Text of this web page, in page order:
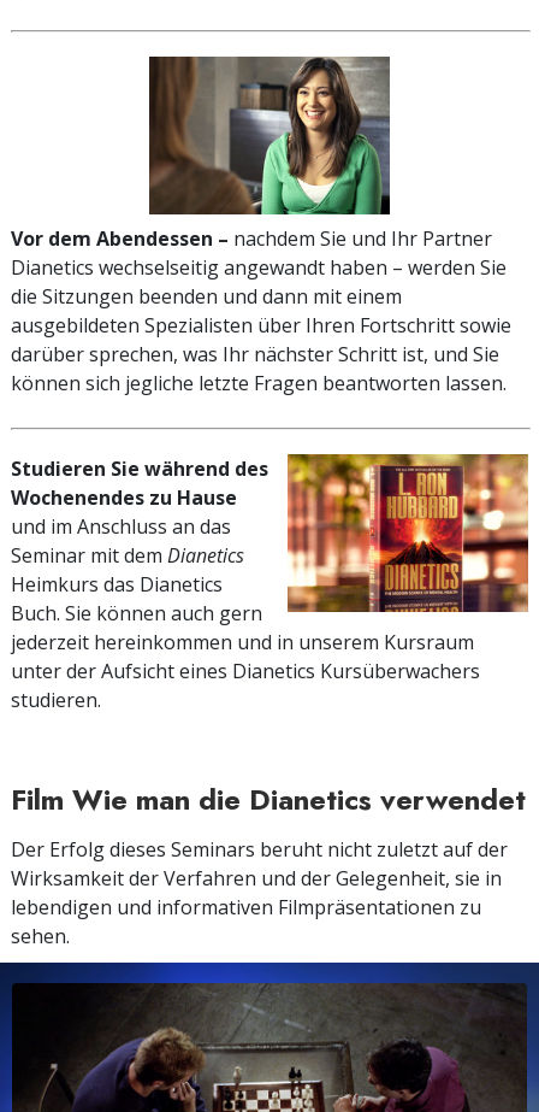
Vor dem Abendessen – nachdem Sie und Ihr Partner
Dianetics wechselseitig angewandt haben – werden Sie
die Sitzungen beenden und dann mit einem
ausgebildeten Spezialisten über Ihren Fortschritt sowie
darüber sprechen, was Ihr nächster Schritt ist, und Sie
können sich jegliche letzte Fragen beantworten lassen.
Studieren Sie während des
Wochenendes zu Hause
und im Anschluss an das
Seminar mit dem Dianetics
Heimkurs das Dianetics
Buch. Sie können auch gern
jederzeit hereinkommen und in unserem Kursraum
unter der Aufsicht eines Dianetics Kursüberwachers
studieren.
Film Wie man die Dianetics verwendet
Der Erfolg dieses Seminars beruht nicht zuletzt auf der
Wirksamkeit der Verfahren und der Gelegenheit, sie in
lebendigen und informativen Filmpräsentationen zu
sehen.